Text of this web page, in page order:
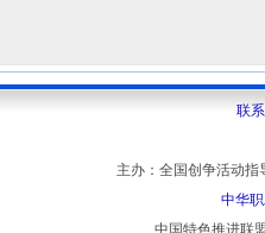
联
主办：全国创争活动指
中华
中国特色推进联